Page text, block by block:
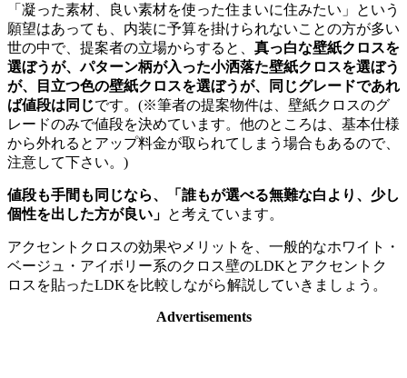
「凝った素材、良い素材を使った住まいに住みたい」という
願望はあっても、内装に予算を掛けられないことの方が多い
世の中で、提案者の立場からすると、 真っ白な壁紙クロスを
選ぼうが、パターン柄が入った小洒落た壁紙クロスを選ぼう
が、目立つ色の壁紙クロスを選ぼうが、同じグレードであれ
ば値段は同じです。(※筆者の提案物件は、壁紙クロスのグ
レードのみで値段を決めています。他のところは、基本仕様
から外れるとアップ料金が取られてしまう場合もあるので、
注意して下さい。)
値段も手間も同じなら、「誰もが選べる無難な白より、少し
個性を出した方が良い」 と考えています。
アクセントクロスの効果やメリットを、一般的なホワイト・
ベージュ・アイボリー系のクロス壁のLDKとアクセントク
ロスを貼ったLDKを比較しながら解説していきましょう。
Advertisements